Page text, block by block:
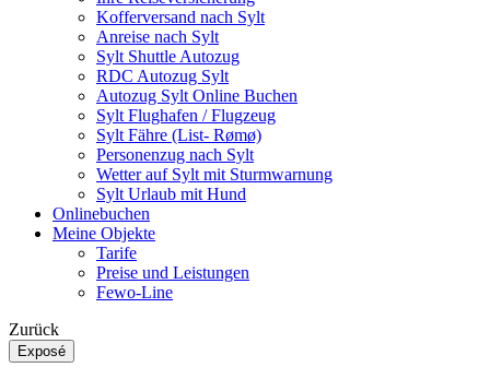
Kofferversand nach Sylt
Anreise nach Sylt
Sylt Shuttle Autozug
RDC Autozug Sylt
Autozug Sylt Online Buchen
Sylt Flughafen / Flugzeug
Sylt Fähre (List- Rømø)
Personenzug nach Sylt
Wetter auf Sylt mit Sturmwarnung
Sylt Urlaub mit Hund
Onlinebuchen
Meine Objekte
Tarife
Preise und Leistungen
Fewo-Line
Zurück
Exposé